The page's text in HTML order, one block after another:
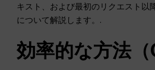
キスト、および最初のリクエスト以
について解説します。.
効率的な方法